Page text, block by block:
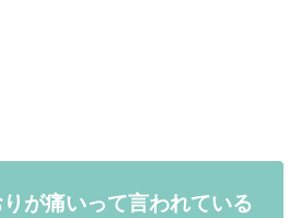
が痛いって言われている